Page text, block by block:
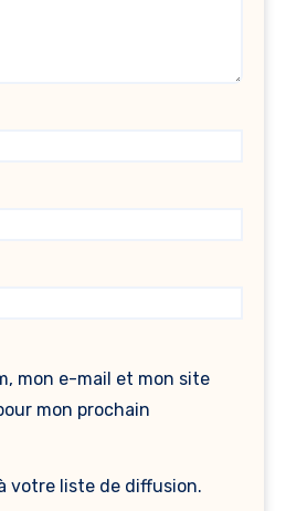
mon e-mail et mon site
mon prochain
votre liste de diffusion.